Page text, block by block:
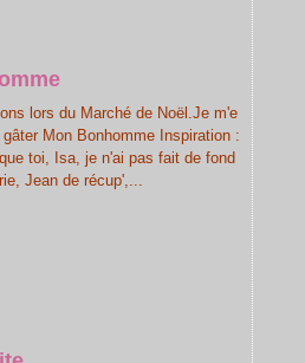
lors du Marché de Noël.Je m'e
Mon Bonhomme Inspiration :
toi, Isa, je n'ai pas fait de fond
Jean de récup',...